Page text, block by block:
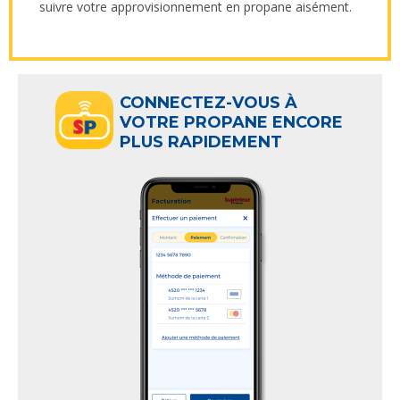
suivre votre approvisionnement en propane aisément.
CONNECTEZ-VOUS À
VOTRE PROPANE ENCORE
PLUS RAPIDEMENT